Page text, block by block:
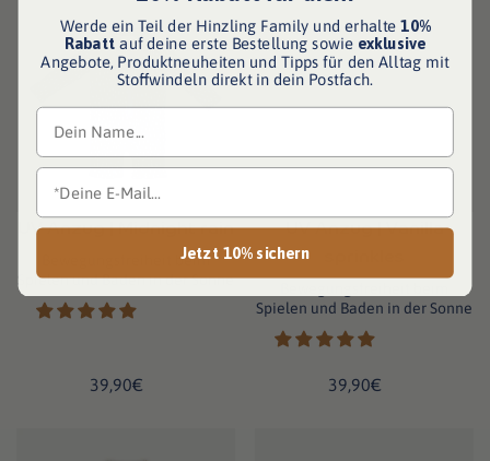
UV Anzug | Midnight rain
Bewegungsfreiheit beim
Spielen und Baden in der Sonne
39,90€
UV Anzug | Vanilla
Spielen und Baden in der Sonne
39,90€
Werde ein Teil der Hinzling Family und erhalte10%
Rabatt auf deine erste Bestellung sowie exklusive
Angebote, Produktneuheiten und Tipps für den Alltag mit
Stoffwindeln direkt in dein Postfach.
Jetzt 10% sichern